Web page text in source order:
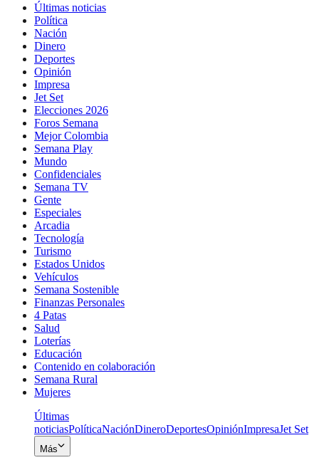
Últimas noticias
Política
Nación
Dinero
Deportes
Opinión
Impresa
Jet Set
Elecciones 2026
Foros Semana
Mejor Colombia
Semana Play
Mundo
Confidenciales
Semana TV
Gente
Especiales
Arcadia
Tecnología
Turismo
Estados Unidos
Vehículos
Semana Sostenible
Finanzas Personales
4 Patas
Salud
Loterías
Educación
Contenido en colaboración
Semana Rural
Mujeres
Últimas
noticiasPolíticaNaciónDineroDeportesOpiniónImpresaJet Set
Más